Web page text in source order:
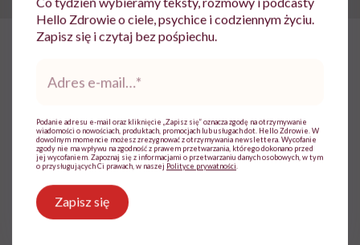
układ odpornościowy na cały
miesiąc. Przychodzisz i jesteś, a
las cię wspiera” – mówi Maria
Hawranek
Hello Zdrowie o ciele, psychice i codziennym życiu.
Zapisz się i czytaj bez pośpiechu.
mail*
Podanie adresu e-mail oraz kliknięcie „Zapisz się” oznacza zgodę na otrzymywanie
wiadomości o nowościach, produktach, promocjach lub usługach dot. Hello Zdrowie. W
dowolnym momencie możesz zrezygnować z otrzymywania newslettera. Wycofanie
zgody nie ma wpływu na zgodność z prawem przetwarzania, którego dokonano przed
jej wycofaniem. Zapoznaj się z informacjami o przetwarzaniu danych osobowych, w tym
o przysługujących Ci prawach, w naszej Polityce prywatności
Zapisz się